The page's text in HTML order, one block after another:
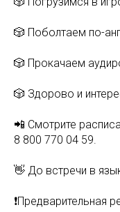
🎲 Поболтаем по-
🎲 Прокачаем
🎲 Здорово и
📲 Смотрите
8 800 770 04 59.
👋 До встречи в
❗️Предварительная